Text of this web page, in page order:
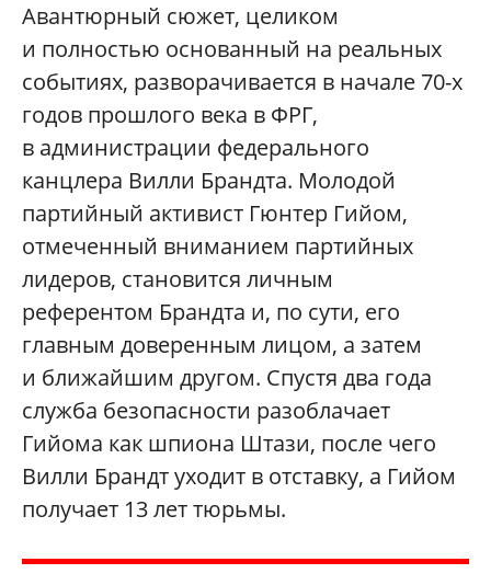
Авантюрный сюжет, целиком
и полностью основанный на реальных
событиях, разворачивается в начале 70-х
годов прошлого века в ФРГ,
в администрации федерального
канцлера Вилли Брандта. Молодой
партийный активист Гюнтер Гийом,
отмеченный вниманием партийных
лидеров, становится личным
референтом Брандта и, по сути, его
главным доверенным лицом, а затем
и ближайшим другом. Спустя два года
служба безопасности разоблачает
Гийома как шпиона Штази, после чего
Вилли Брандт уходит в отставку, а Гийом
получает 13 лет тюрьмы.